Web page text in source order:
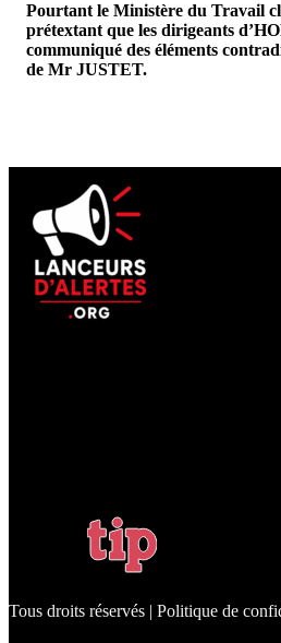
Pourtant le Ministère du Travail
prétextant que les dirigeants
communiqué des éléments
de Mr JUSTET.
Tous droits réservés | Politique de